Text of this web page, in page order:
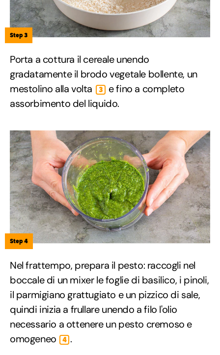
Step 3
Porta a cottura il cereale unendo
gradatamente il brodo vegetale bollente, un
mestolino alla volta
3
e fino a completo
assorbimento del liquido.
Step 4
Nel frattempo, prepara il pesto: raccogli nel
boccale di un mixer le foglie di basilico, i pinoli,
il parmigiano grattugiato e un pizzico di sale,
quindi inizia a frullare unendo a filo l'olio
necessario a ottenere un pesto cremoso e
omogeneo
4 .